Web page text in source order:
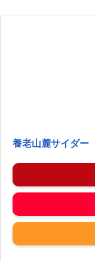
養老山麓サイダー